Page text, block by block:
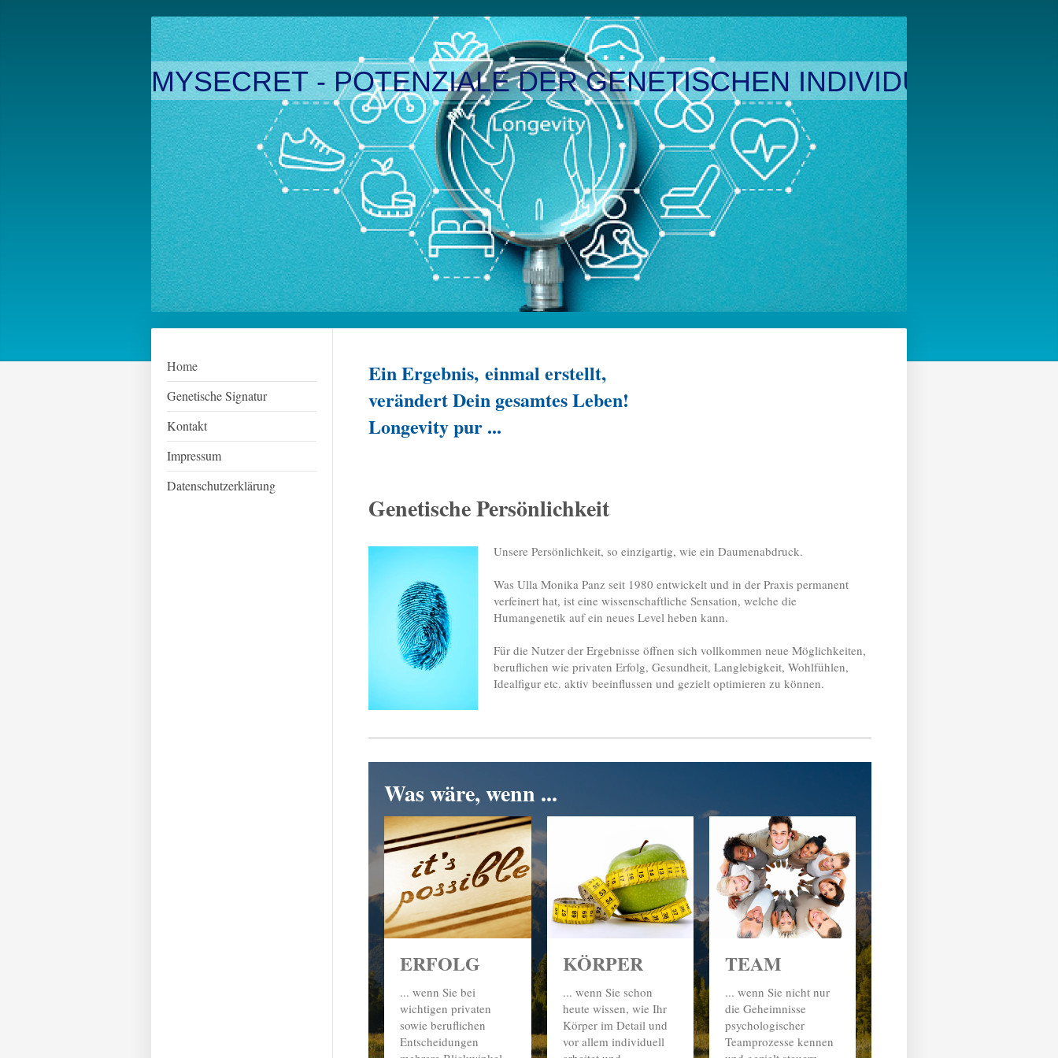
MYSECRET - POTENZIALE DER GENETISCHEN INDIVIDUALITÄT
Home
Genetische Signatur
Kontakt
Impressum
Datenschutzerklärung
Ein Ergebnis, einmal erstellt,
verändert Dein gesamtes Leben!
Longevity pur ...
Genetische Persönlichkeit
Unsere Persönlichkeit, so einzigartig, wie ein Daumenabdruck.
Was Ulla Monika Panz seit 1980 entwickelt und in der Praxis permanent
verfeinert hat, ist eine wissenschaftliche Sensation, welche die
Humangenetik auf ein neues Level heben kann.
Für die Nutzer der Ergebnisse öffnen sich vollkommen neue Möglichkeiten,
beruflichen wie privaten Erfolg, Gesundheit, Langlebigkeit, Wohlfühlen,
Idealfigur etc. aktiv beeinflussen und gezielt optimieren zu können.
Was wäre, wenn ...
ERFOLG
... wenn Sie bei
wichtigen privaten
sowie beruflichen
Entscheidungen
KÖRPER
... wenn Sie schon
heute wissen, wie Ihr
Körper im Detail und
vor allem individuell
TEAM
... wenn Sie nicht nur
die Geheimnisse
psychologischer
Teamprozesse kennen